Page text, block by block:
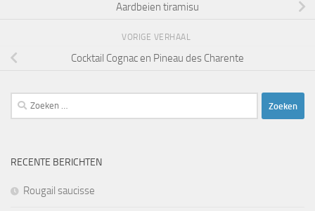
Aardbeien tiramisu
VORIGE VERHAAL
Cocktail Cognac en Pineau des Charente
Zoeken
naar:
RECENTE BERICHTEN
Rougail saucisse